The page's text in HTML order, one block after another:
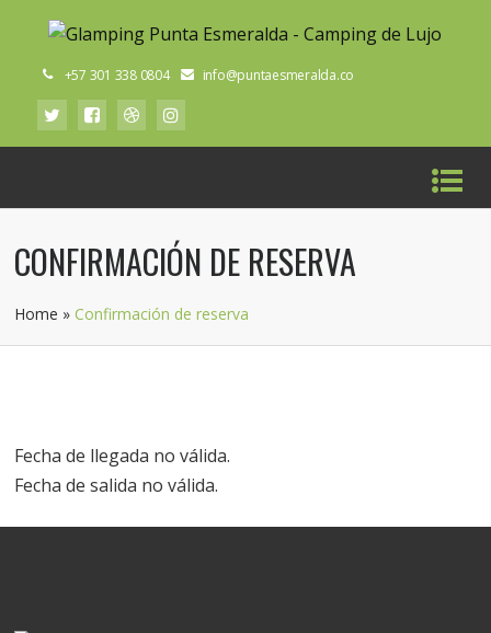
+57 301 338 0804 info@puntaesmeralda.co
CONFIRMACIÓN DE RESERVA
Home » Confirmación de reserva
Fecha de llegada no válida.
Fecha de salida no válida.